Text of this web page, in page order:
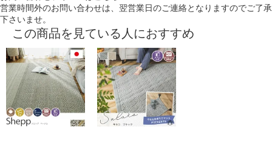
営業時間外のお問い合わせは、翌営業日のご連絡となりますのでご了承
下さいませ。
この商品を見ている人におすすめ